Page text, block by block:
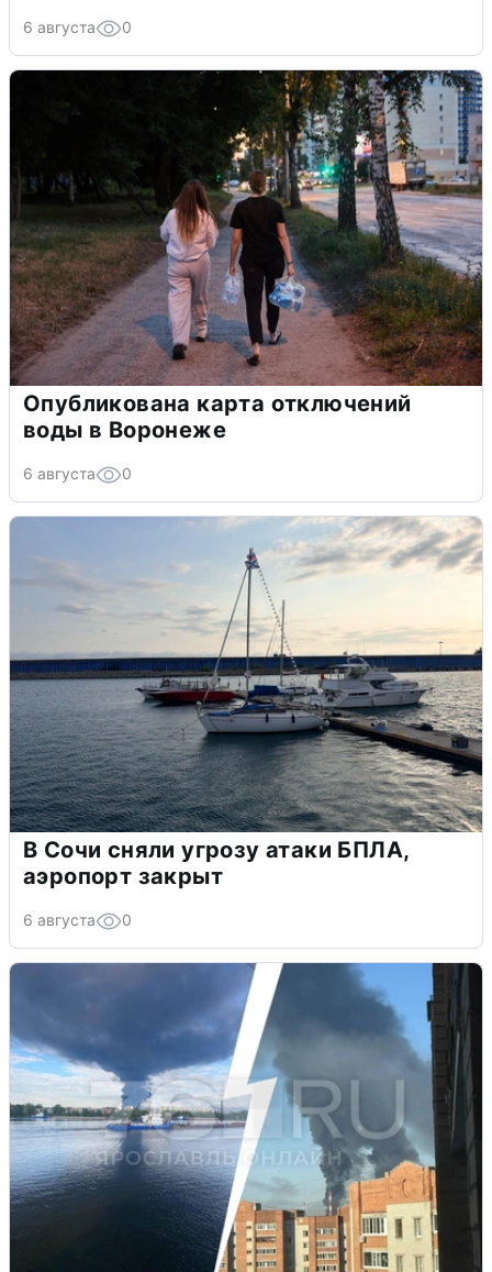
6 августа 0
Опубликована карта отключений
воды в Воронеже
6 августа 0
В Сочи сняли угрозу атаки БПЛА,
аэропорт закрыт
6 августа 0